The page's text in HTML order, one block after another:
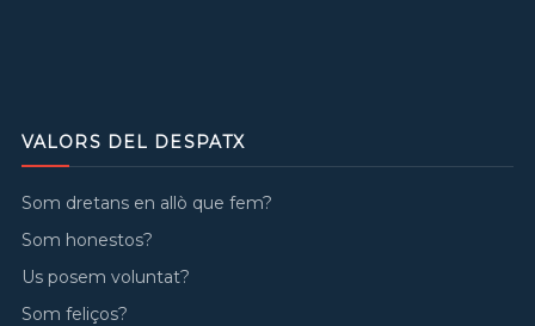
VALORS DEL DESPATX
Som dretans en allò que fem?
Som honestos?
Us posem voluntat?
Som feliços?